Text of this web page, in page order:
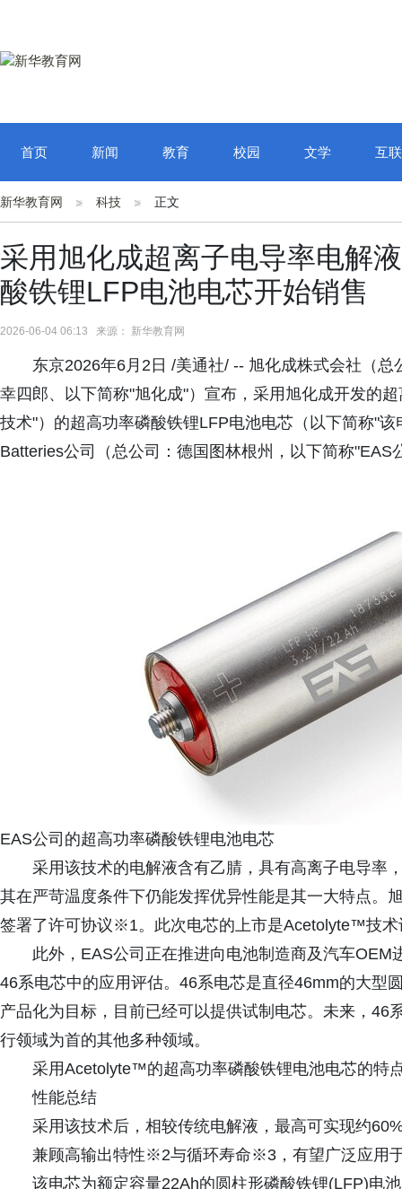
首页 新闻 教育 校园 文学 互
新华教育网 科技 正文
采用旭化成超离子电导率电解
酸铁锂LFP电池电芯开始销售
2026-06-04 06:13 来源： 新华教育网
东京2026年6月2日 /美通社/ -- 旭化成株式会社（
幸四郎、以下简称"旭化成"）宣布，采用旭化成开发的
技术"）的超高功率磷酸铁锂LFP电池电芯（以下简称"
Batteries公司（总公司：德国图林根州，以下简称"EAS
EAS公司的超高功率磷酸铁锂电池电芯
采用该技术的电解液含有乙腈，具有高离子电导率
其在严苛温度条件下仍能发挥优异性能是其一大特点。
签署了许可协议※1。此次电芯的上市是Acetolyte™技术
此外，EAS公司正在推进向电池制造商及汽车
46系电芯中的应用评估。46系电芯是直径46mm的大型
产品化为目标，目前已经可以提供试制电芯。未来，46
行领域为首的其他多种领域。
采用Acetolyte™的超高功率磷酸铁锂电池电芯的特
性能总结
采用该技术后，相较传统电解液，最高可实现约
兼顾高输出特性※2与循环寿命※3，有望广泛应用
该电芯为额定容量22Ah的圆柱形磷酸铁锂(LFP)电